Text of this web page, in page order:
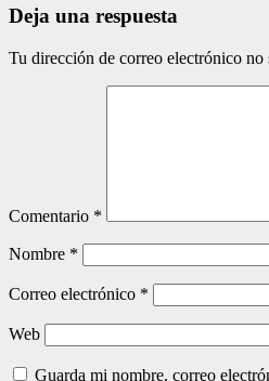
Deja una respuesta
Tu dirección de correo electrónico no
Comentario *
Nombre *
Correo electrónico *
Web
Guarda mi nombre, correo